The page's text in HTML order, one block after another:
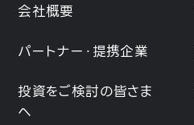
会社概要
パートナー・提携企業
投資をご検討の皆さま
へ